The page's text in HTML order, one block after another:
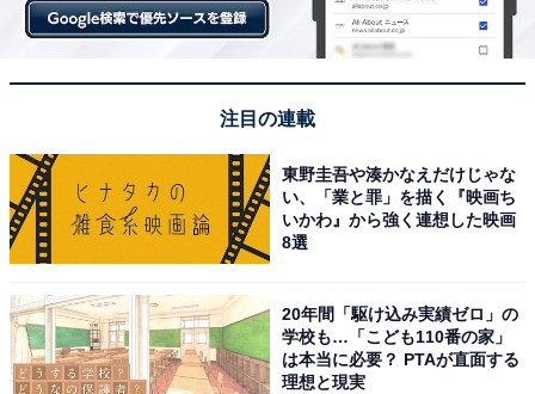
同率1位：八ツ淵の滝／50票
です。別名「八ツ淵八滝」とも呼ばれ、それぞれに違っ
た表情を見せる滝と、透明度の高い淵が魅力です。特に
秋は、周辺の山々が紅葉で染まり、清流と相まって絶景
満喫できるアクティビティとして人気があります。
回答者からは「特に秋は、渓谷全体が色づき、紅葉と水
注目の連載
東野圭吾や湊かなえだけじゃな
い、「業と罪」を描く『映画ち
いかわ』から強く連想した映画
8選
20年間「駆け込み実績ゼロ」の
学校も…「こども110番の家」
は本当に必要？ PTAが直面する
理想と現実